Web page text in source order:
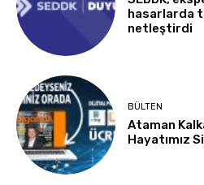
hasarlarda
netleştirdi
BÜLTEN
Ataman
Hayatımız